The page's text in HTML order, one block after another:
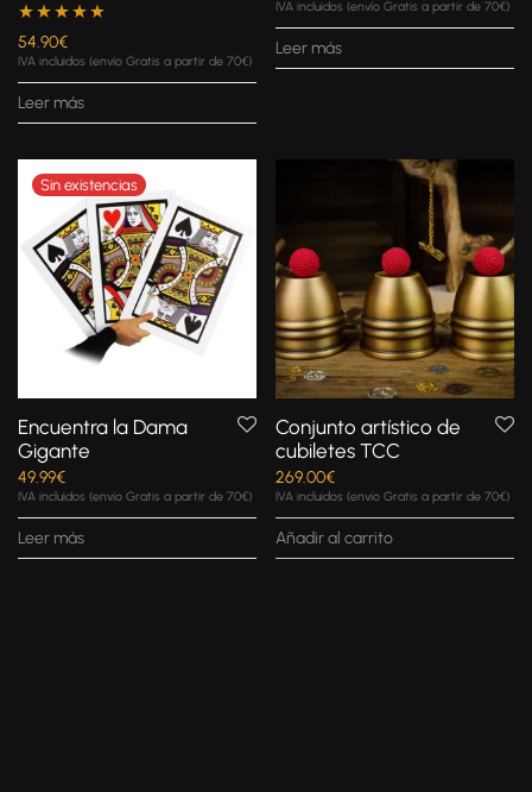
Valorado con
54.90€
IVA incluidos (envío Gratis a partir de 70€)
Leer más
IVA incluidos (envío Gratis a partir de 70€)
Leer más
Encuentra la Dama
Gigante
49.99€
IVA incluidos (envío Gratis a partir de 70€)
Leer más
Conjunto artístico de
cubiletes TCC
269.00€
IVA incluidos (envío Gratis a partir de 70€)
Añadir al carrito